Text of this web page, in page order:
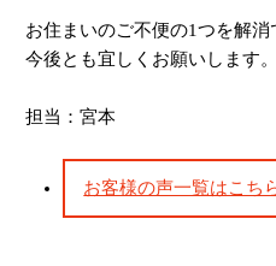
お住まいのご不便の1つを解消
今後とも宜しくお願いします。
担当：宮本
お客様の声一覧はこち